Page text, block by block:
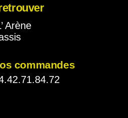
Arène
commandes